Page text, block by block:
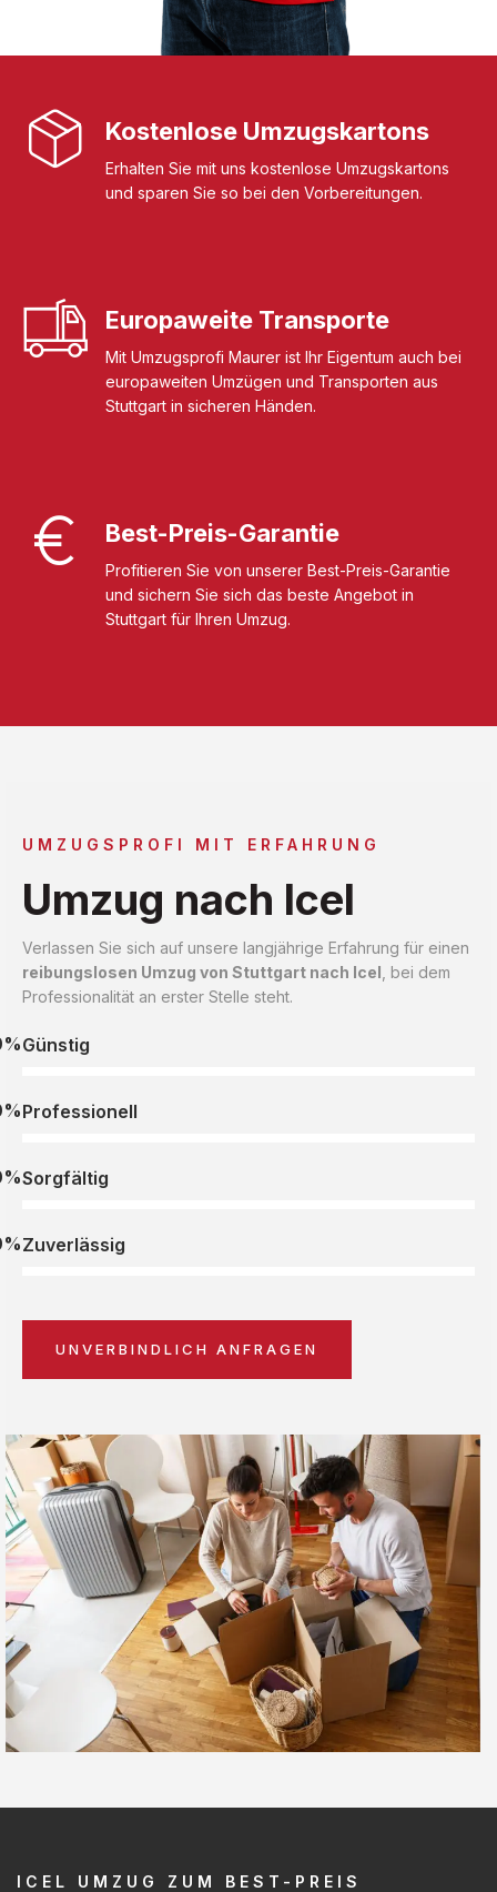
Kostenlose Umzugskartons
Erhalten Sie mit uns kostenlose Umzugskartons
und sparen Sie so bei den Vorbereitungen.
Europaweite Transporte
Mit Umzugsprofi Maurer ist Ihr Eigentum auch bei
europaweiten Umzügen und Transporten aus
Stuttgart in sicheren Händen.
Best-Preis-Garantie
Profitieren Sie von unserer Best-Preis-Garantie
und sichern Sie sich das beste Angebot in
Stuttgart für Ihren Umzug.
UMZUGSPROFI MIT ERFAHRUNG
Umzug nach Icel
Verlassen Sie sich auf unsere langjährige Erfahrung für einen
reibungslosen Umzug von Stuttgart nach Icel , bei dem
Professionalität an erster Stelle steht.
Günstig
Professionell
Sorgfältig
Zuverlässig
UNVERBINDLICH ANFRAGEN
ICEL UMZUG ZUM BEST-PREIS